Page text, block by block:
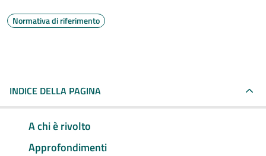
Normativa di riferimento
INDICE DELLA PAGINA
A chi è rivolto
Approfondimenti